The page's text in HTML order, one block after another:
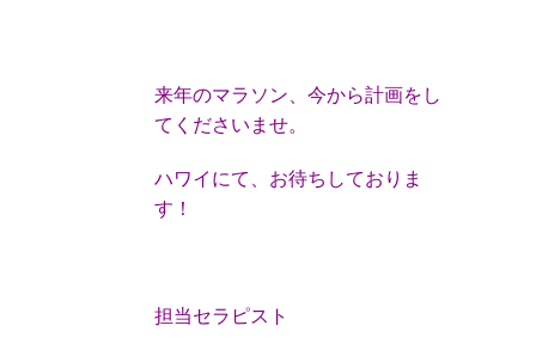
来年のマラソン、今から計画をし
てくださいませ。
ハワイにて、お待ちしておりま
す！
担当セラピスト